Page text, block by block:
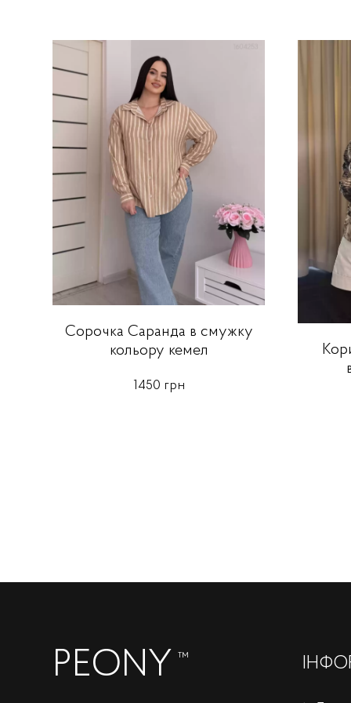
Сорочка Саранда в смужку
кольору кемел
1450 грн
PEONY ™